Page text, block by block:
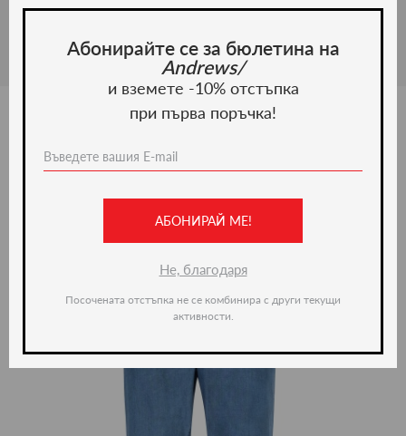
Материал:
Ние препоръчваме
Абонирайте се за бюлетина на
Andrews/
и вземете -10% отстъпка
при първа поръчка!
АБОНИРАЙ МЕ!
Не, благодаря
Посочената отстъпка не се комбинира с други текущи
активности.